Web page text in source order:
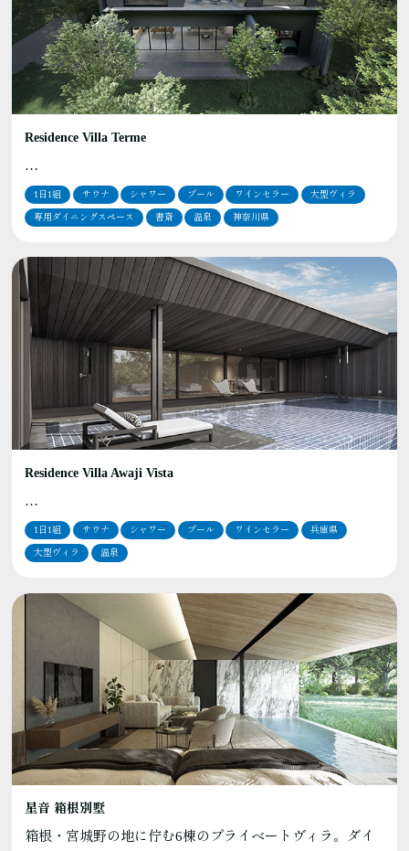
Residence Villa Terme
…
1日1組 サウナ シャワー プール ワインセラー 大型ヴィラ
専用ダイニングスペース 書斎 温泉 神奈川県
Residence Villa Awaji Vista
…
1日1組 サウナ シャワー プール ワインセラー 兵庫県
大型ヴィラ 温泉
星音 箱根別墅
箱根・宮城野の地に佇む6棟のプライベートヴィラ。ダイ